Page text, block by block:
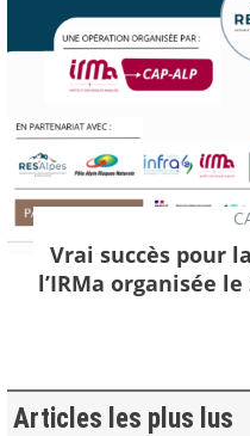
Vrai succès pour
l’IRMa organisée
Articles les plus lus